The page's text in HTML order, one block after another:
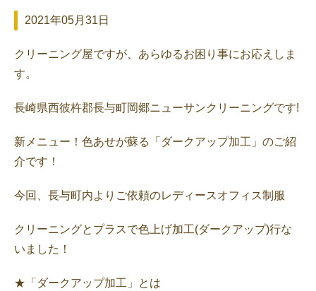
2021年05月31日
クリーニング屋ですが、あらゆるお困り事にお応えしま
す。
長崎県西彼杵郡長与町岡郷ニューサンクリーニングです!
新メニュー！色あせが蘇る「ダークアップ加工」のご紹
介です！
今回、長与町内よりご依頼のレディースオフィス制服
クリーニングとプラスで色上げ加工(ダークアップ)行な
いました！
★「ダークアップ加工」とは